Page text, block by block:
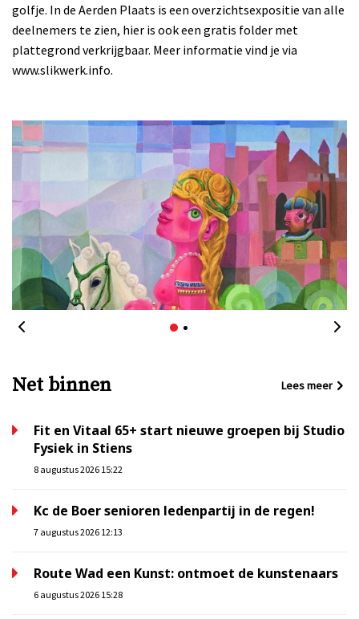
golfje. In de Aerden Plaats is een overzichtsexpositie van alle
deelnemers te zien, hier is ook een gratis folder met
plattegrond verkrijgbaar. Meer informatie vind je via
www.slikwerk.info.
Net binnen Lees meer
Fit en Vitaal 65+ start nieuwe groepen bij Studio
Fysiek in Stiens
8 augustus 2026 15:22
Kc de Boer senioren ledenpartij in de regen!
7 augustus 2026 12:13
Route Wad een Kunst: ontmoet de kunstenaars
6 augustus 2026 15:28